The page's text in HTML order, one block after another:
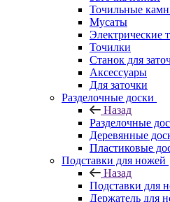
Точильные
Мусаты
Электрические
Точилки
Станок для
Аксессуары
Для заточки
Разделочные доски
Назад
Разделочные
Деревянные
Пластиковые
Подставки для ножей
Назад
Подставки для
Держатель для